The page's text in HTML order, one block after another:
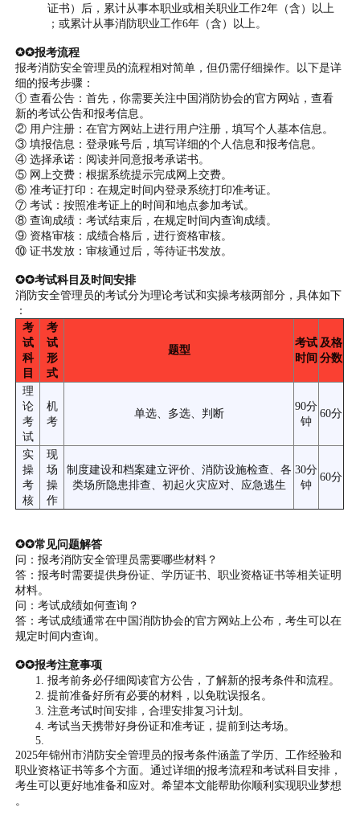
证书）后，累计从事本职业或相关职业工作2年（含）以上
；或累计从事消防职业工作6年（含）以上。
✪✪报考流程
报考消防安全管理员的流程相对简单，但仍需仔细操作。以下是详
细的报考步骤：
① 查看公告：首先，你需要关注中国消防协会的官方网站，查看
新的考试公告和报考信息。
② 用户注册：在官方网站上进行用户注册，填写个人基本信息。
③ 填报信息：登录账号后，填写详细的个人信息和报考信息。
④ 选择承诺：阅读并同意报考承诺书。
⑤ 网上交费：根据系统提示完成网上交费。
⑥ 准考证打印：在规定时间内登录系统打印准考证。
⑦ 考试：按照准考证上的时间和地点参加考试。
⑧ 查询成绩：考试结束后，在规定时间内查询成绩。
⑨ 资格审核：成绩合格后，进行资格审核。
⑩ 证书发放：审核通过后，等待证书发放。
✪✪考试科目及时间安排
消防安全管理员的考试分为理论考试和实操考核两部分，具体如下
：
考
试
科
目
考
试
形
式
题型
考试
时间
及格
分数
理
论
考
试
机
考
单选、多选、判断
90分
钟
60分
实
操
考
核
现
场
操
作
制度建设和档案建立评价、消防设施检查、各
类场所隐患排查、初起火灾应对、应急逃生
30分
钟
60分
✪✪常见问题解答
问：报考消防安全管理员需要哪些材料？
答：报考时需要提供身份证、学历证书、职业资格证书等相关证明
材料。
问：考试成绩如何查询？
答：考试成绩通常在中国消防协会的官方网站上公布，考生可以在
规定时间内查询。
✪✪报考注意事项
报考前务必仔细阅读官方公告，了解新的报考条件和流程。
提前准备好所有必要的材料，以免耽误报名。
注意考试时间安排，合理安排复习计划。
考试当天携带好身份证和准考证，提前到达考场。
2025年锦州市消防安全管理员的报考条件涵盖了学历、工作经验和
职业资格证书等多个方面。通过详细的报考流程和考试科目安排，
考生可以更好地准备和应对。希望本文能帮助你顺利实现职业梦想
。